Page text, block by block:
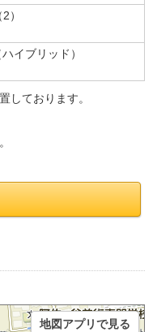
）
イブリッド）
しております。
地図アプリで見る